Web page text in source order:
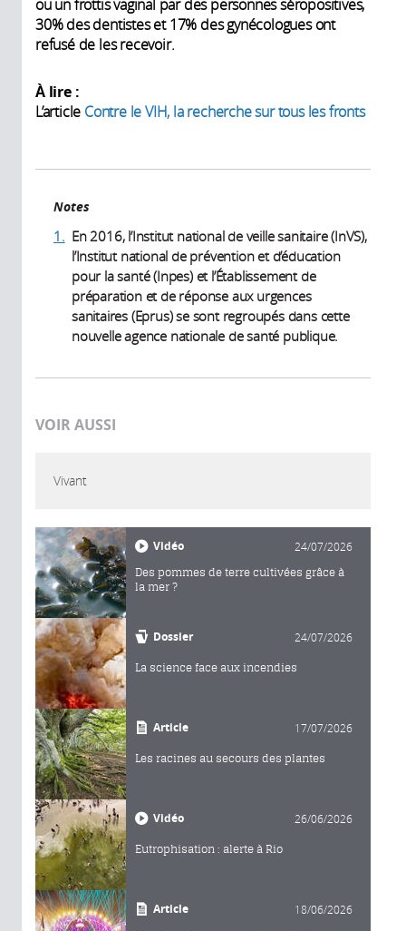
ou un frottis vaginal par des personnes séropositives,
30% des dentistes et 17% des gynécologues ont
refusé de les recevoir.
À lire :
L’article Contre le VIH, la recherche sur tous les fronts
Notes
1. En 2016, l’Institut national de veille sanitaire (InVS),
l’Institut national de prévention et d’éducation
pour la santé (Inpes) et l’Établissement de
préparation et de réponse aux urgences
sanitaires (Eprus) se sont regroupés dans cette
nouvelle agence nationale de santé publique.
VOIR AUSSI
Vivant
Vidéo 24/07/2026
Des pommes de terre cultivées grâce à
la mer ?
Dossier 24/07/2026
La science face aux incendies
Article 17/07/2026
Les racines au secours des plantes
Vidéo 26/06/2026
Eutrophisation : alerte à Rio
Article 18/06/2026